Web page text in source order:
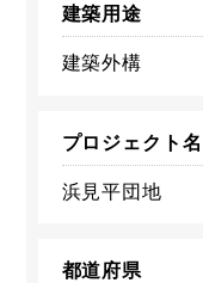
建築用途
建築外構
プロジェクト名
浜見平団地
都道府県